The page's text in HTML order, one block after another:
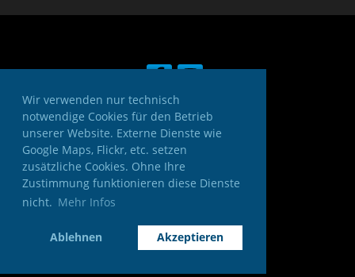
Wir verwenden nur technisch
notwendige Cookies für den Betrieb
unserer Website. Externe Dienste wie
Google Maps, Flickr, etc. setzen
zusätzliche Cookies. Ohne Ihre
Zustimmung funktionieren diese Dienste
nicht. Mehr Infos
Ablehnen Akzeptieren
© STV Wegenstetten